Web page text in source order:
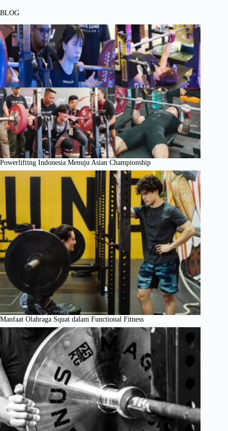
BLOG
Powerlifting Indonesia Menuju Asian Championship
Manfaat Olahraga Squat dalam Functional Fitness